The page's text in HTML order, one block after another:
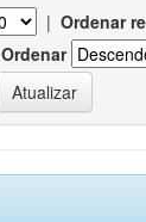
| Ordenar
Ordenar